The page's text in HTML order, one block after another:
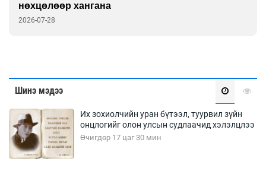
нөхцөлөөр хангана
2026-07-28
Шинэ мэдээ
Их зохиолчийн уран бүтээл, туурвил зүйн
онцлогийг олон улсын судлаачид хэлэлцлээ
Өчигдөр 17 цаг 30 мин